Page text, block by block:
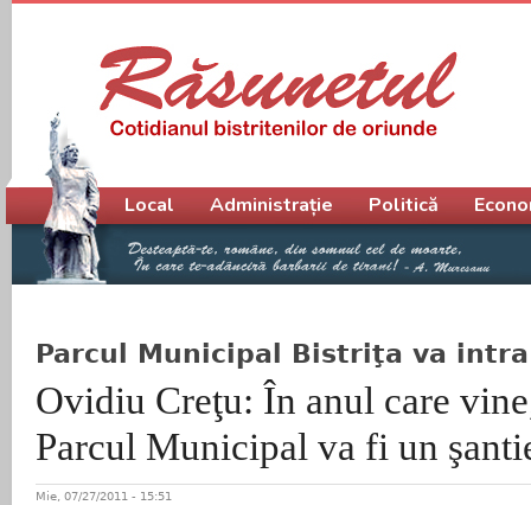
Parcul Municipal Bistriţa va
Ovidiu Creţu: În anul care
Parcul Municipal va fi un
Mie, 07/27/2011 - 15:51
Meniu principal
Local Administrație Politică